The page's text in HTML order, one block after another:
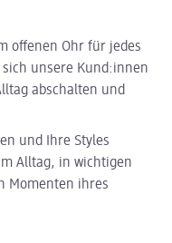
offenen Ohr für jedes
unsere Kund:innen
abschalten und
und Ihre Styles
Alltag, in wichtigen
Momenten ihres